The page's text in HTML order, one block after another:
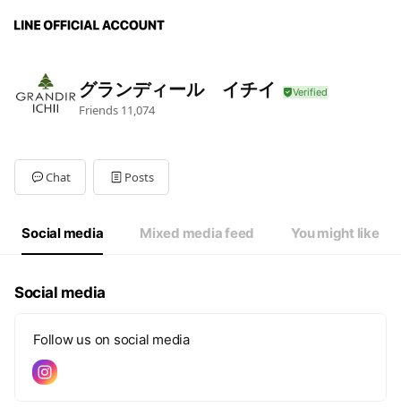
グランディール イチイ
Friends 11,074
Chat Posts
Social media Mixed media feed You might like
Social media
Follow us on social media